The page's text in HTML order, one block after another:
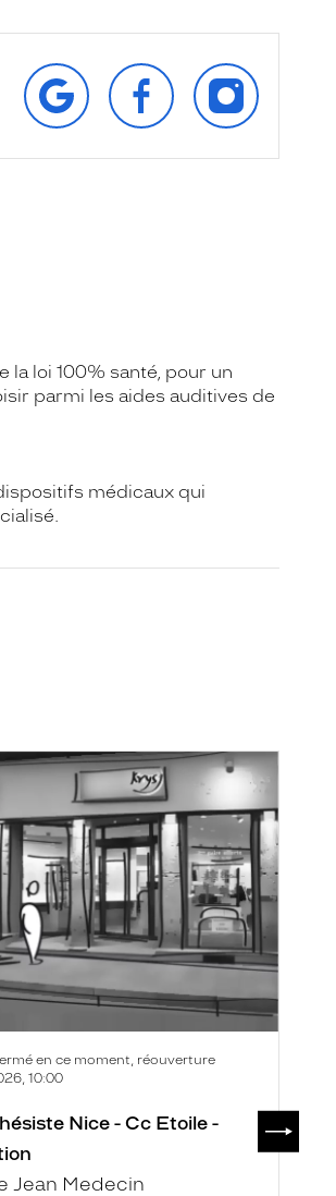
RETROUVEZ‑NOUS
SUR
GOOGLE
SUIVEZ‑NOUS
SUR
FACEBOOK
SUR
INSTAGRAM
loi 100% santé, pour un
parmi les aides auditives de
médicaux qui
en ce moment, réouverture
10:00
Nice - Cc Etoile -
Jean Medecin